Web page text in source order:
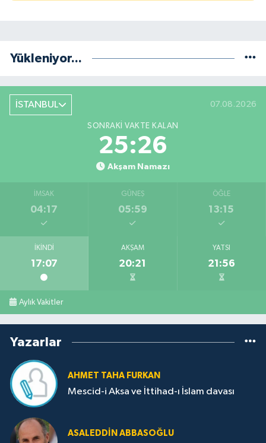
Yükleniyor...
İSTANBUL 07.08.2026
SONRAKI VAKTE KALAN
25:26
Akşam Namazı
İMSAK
04:17
GÜNEŞ
05:59
ÖĞLE
13:15
İKINDI
17:07
AKŞAM
20:21
YATSI
21:56
Aylık Vakitler
Yazarlar
AHMET TAHA FURKAN
Mescid-i Aksa ve İttihad-ı İslam davası
ASALEDDIN ABBASOĞLU